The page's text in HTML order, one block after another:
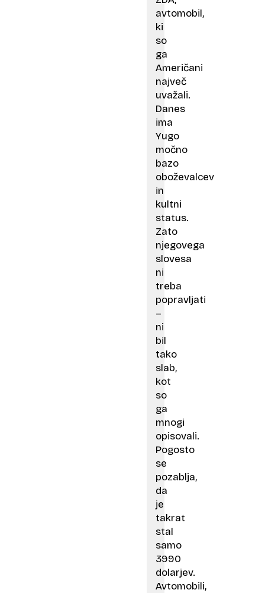
avtomobil,
ki
so
ga
Američani
največ
uvažali.
Danes
ima
Yugo
močno
bazo
oboževalcev
in
kultni
status.
Zato
njegovega
slovesa
ni
treba
popravljati
–
ni
bil
tako
slab,
kot
so
ga
mnogi
opisovali.
Pogosto
se
pozablja,
da
je
takrat
stal
samo
3990
dolarjev.
Avtomobili,